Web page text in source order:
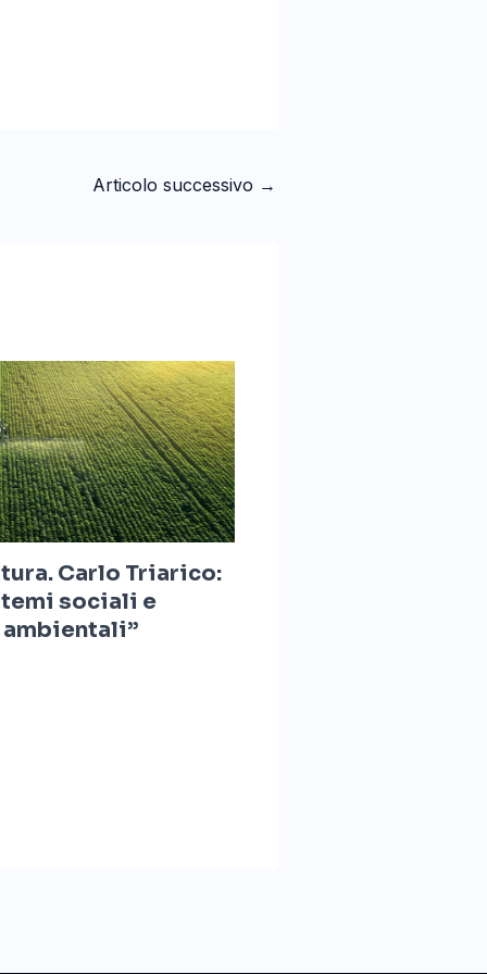
Articolo successivo →
Carlo Triarico:
temi sociali e